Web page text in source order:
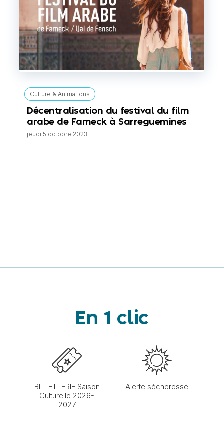
Culture & Animations
Décentralisation du festival du film
arabe de Fameck à Sarreguemines
jeudi 5 octobre 2023
En 1 clic
BILLETTERIE Saison
Culturelle 2026-
2027
Alerte sécheresse